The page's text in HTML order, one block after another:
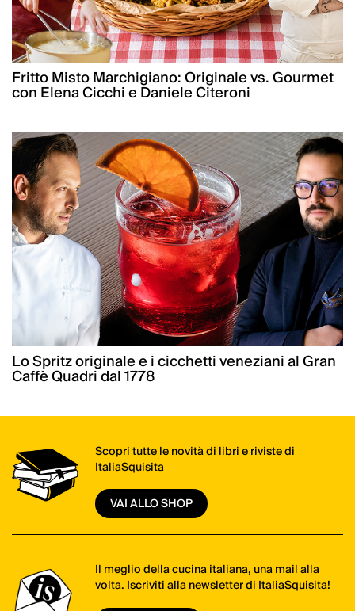
Fritto Misto Marchigiano: Originale vs. Gourmet
con Elena Cicchi e Daniele Citeroni
Lo Spritz originale e i cicchetti veneziani al Gran
Caffè Quadri dal 1778
Scopri tutte le novità di libri e riviste di
ItaliaSquisita
VAI ALLO SHOP
Il meglio della cucina italiana, una mail alla
volta. Iscriviti alla newsletter di ItaliaSquisita!